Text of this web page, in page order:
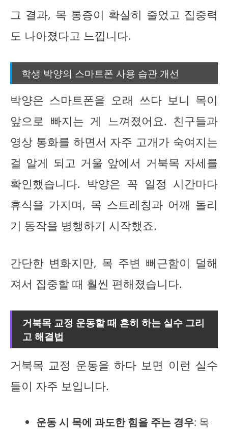
그 결과, 목 통증이 확실히 줄었고 집중력
도 나아졌다고 느낍니다.
학생 박양의 스마트폰 사용 습관 개선
박양은 스마트폰을 오래 쓰다 보니 목이
앞으로 빠지는 게 느껴졌어요. 친구들과
영상 통화를 하면서 자주 고개가 숙여지는
걸 알게 되고 거울 앞에서 거북목 자세를
확인했습니다. 박양은 꼭 일정 시간마다
휴식을 가지며, 목 스트레칭과 어깨 돌리
기 동작을 병행하기 시작했죠.
간단한 변화지만, 목 주변 뻐근함이 덜해
져서 집중할 때 훨씬 편해졌습니다.
거북목 교정 운동할 때 흔히 하는 실수 그리
고 해결법
거북목 교정 운동을 하다 보면 이런 실수
들이 자주 보입니다.
운동 시 목에 과도한 힘을 주는 경우: 목